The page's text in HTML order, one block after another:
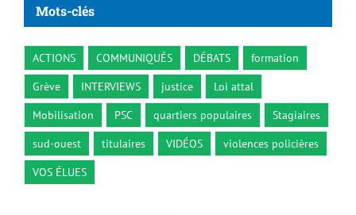
Mots-clés
ACTIONS COMMUNIQUÉS DÉBATS
formation
Grève
INTERVIEWS justice
Loi attal
Mobilisation
PSC quartiers populaires
Stagiaires
sud-ouest
titulaires VIDÉOS
violences policières
VOS ÉLUES